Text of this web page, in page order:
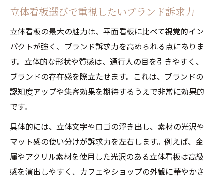
立体看板選びで重視したいブランド訴求力
立体看板の最大の魅力は、平面看板に比べて視覚的イン
パクトが強く、ブランド訴求力を高められる点にありま
す。立体的な形状や質感は、通行人の目を引きやすく、
ブランドの存在感を際立たせます。これは、ブランドの
認知度アップや集客効果を期待するうえで非常に効果的
です。
具体的には、立体文字やロゴの浮き出し、素材の光沢や
マット感の使い分けが訴求力を左右します。例えば、金
属やアクリル素材を使用した光沢のある立体看板は高級
感を演出しやすく、カフェやショップの外観に華やかさ